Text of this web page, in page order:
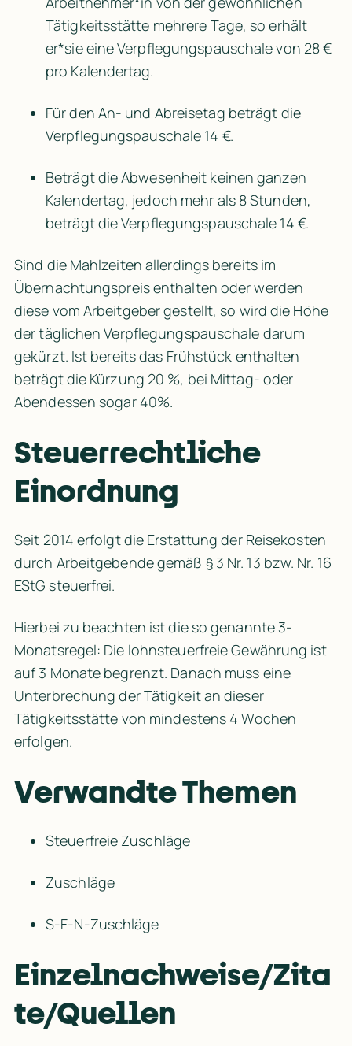
Tätigkeitsstätte mehrere Tage, so erhält
er*sie eine Verpflegungspauschale von 28 €
pro Kalendertag.
Für den An- und Abreisetag beträgt die
Verpflegungspauschale 14 €.
Beträgt die Abwesenheit keinen ganzen
Kalendertag, jedoch mehr als 8 Stunden,
beträgt die Verpflegungspauschale 14 €.
Sind die Mahlzeiten allerdings bereits im
Übernachtungspreis enthalten oder werden
diese vom Arbeitgeber gestellt, so wird die Höhe
der täglichen Verpflegungspauschale darum
gekürzt. Ist bereits das Frühstück enthalten
beträgt die Kürzung 20 %, bei Mittag- oder
Abendessen sogar 40%.
Steuerrechtliche
Einordnung
Seit 2014 erfolgt die Erstattung der Reisekosten
durch Arbeitgebende gemäß § 3 Nr. 13 bzw. Nr. 16
EStG steuerfrei.
Hierbei zu beachten ist die so genannte 3-
Monatsregel: Die lohnsteuerfreie Gewährung ist
auf 3 Monate begrenzt. Danach muss eine
Unterbrechung der Tätigkeit an dieser
Tätigkeitsstätte von mindestens 4 Wochen
erfolgen.
Verwandte Themen
Steuerfreie Zuschläge
Zuschläge
S-F-N-Zuschläge
Einzelnachweise/Zita
te/Quellen